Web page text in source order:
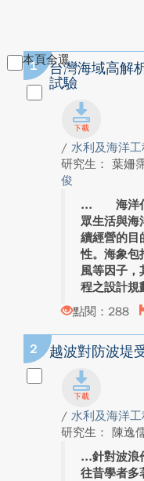
本頁全選
1
台灣海域高解
試驗
/ 水利及海洋
研究生： 葉姍
俊
海洋佔
眾生活與海
續經營的目
性。海象包
風等因子，
程之設計規
點閱：288
2 越波對防波堤
/ 水利及海洋
研究生： 陳逸
針對波浪
往昔學者多